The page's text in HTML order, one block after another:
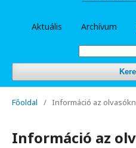
Aktuális Archívum
Főoldal / Információ az
Információ az